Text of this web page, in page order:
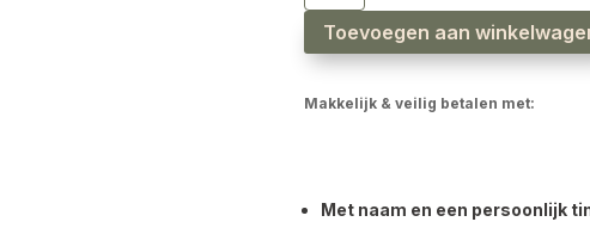
aantal
Toevoegen aan
Makkelijk & veilig betalen met:
Met naam en een persoonlijk